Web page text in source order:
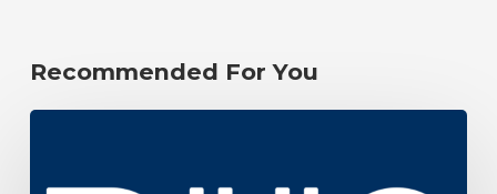
Recommended For You